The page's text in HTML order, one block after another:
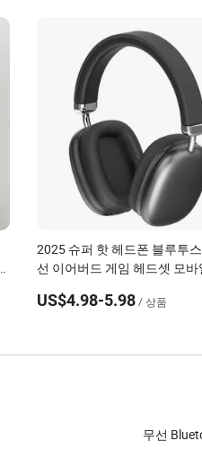
2025 슈퍼 핫 헤드폰 블루투
선 이어버드 게임 헤드셋 모바
US$4.98-5.98 / 상품
무선